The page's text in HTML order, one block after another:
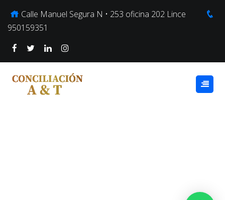
Calle Manuel Segura N • 253 oficina 202 Lince
950159351